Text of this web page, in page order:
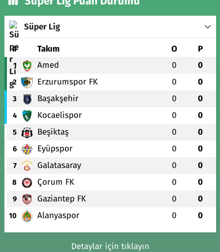
Süper Lig
# Takım O P
1 Amed 0 0
2 Erzurumspor FK 0 0
3 Başakşehir 0 0
4 Kocaelispor 0 0
5 Beşiktaş 0 0
6 Eyüpspor 0 0
7 Galatasaray 0 0
8 Çorum FK 0 0
9 Gaziantep FK 0 0
10 Alanyaspor 0 0
Detaylar için tıklayın